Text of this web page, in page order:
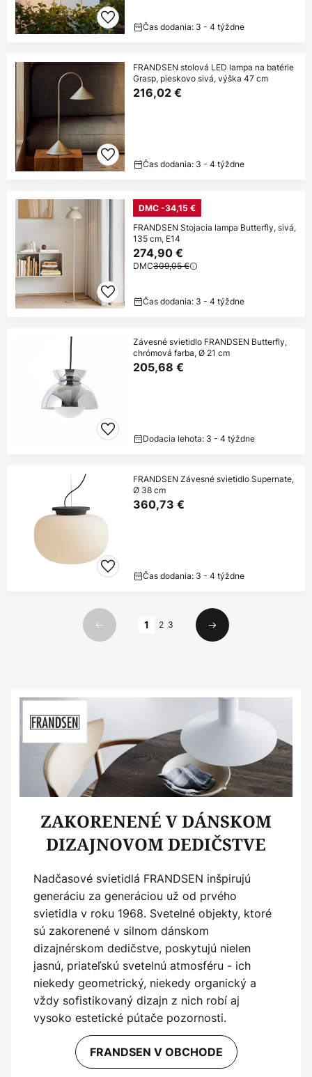
Čas dodania: 3 - 4 týždne
FRANDSEN stolová LED lampa na batérie
Grasp, pieskovo sivá, výška 47 cm
216,02 €
Čas dodania: 3 - 4 týždne
DMC -34,15 €
FRANDSEN Stojacia lampa Butterfly, sivá,
135 cm, E14
274,90 €
DMC309,05 €
Čas dodania: 3 - 4 týždne
Závesné svietidlo FRANDSEN Butterfly,
chrómová farba, Ø 21 cm
205,68 €
Dodacia lehota: 3 - 4 týždne
FRANDSEN Závesné svietidlo Supernate,
Ø 38 cm
360,73 €
Čas dodania: 3 - 4 týždne
Predchádzajúci
1 2 3
Ďalší
ZAKORENENÉ V DÁNSKOM
DIZAJNOVOM DEDIČSTVE
Nadčasové svietidlá FRANDSEN inšpirujú
generáciu za generáciou už od prvého
svietidla v roku 1968. Svetelné objekty, ktoré
sú zakorenené v silnom dánskom
dizajnérskom dedičstve, poskytujú nielen
jasnú, priateľskú svetelnú atmosféru - ich
niekedy geometrický, niekedy organický a
vždy sofistikovaný dizajn z nich robí aj
vysoko estetické pútače pozornosti.
FRANDSEN V OBCHODE